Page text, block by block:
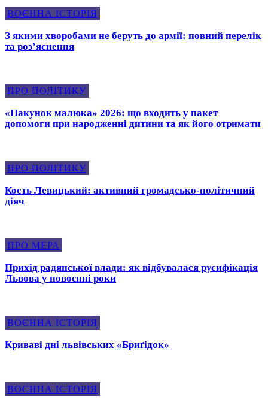
ВОЄННА ІСТОРІЯ
З якими хворобами не беруть до армії: повний перелік
та роз’яснення
ПРО ПОЛІТИКУ
«Пакунок малюка» 2026: що входить у пакет
допомоги при народженні дитини та як його отримати
ПРО ПОЛІТИКУ
Кость Левицький: активний громадсько-політичний
діяч
ПРО МЕРА
Прихід радянської влади: як відбувалася русифікація
Львова у повоєнні роки
ВОЄННА ІСТОРІЯ
Криваві дні львівських «Бриґідок»
ВОЄННА ІСТОРІЯ